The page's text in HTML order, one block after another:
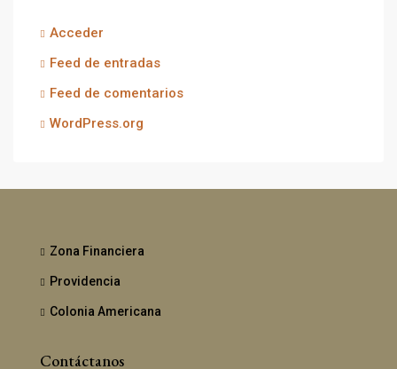
Acceder
Feed de entradas
Feed de comentarios
WordPress.org
Zona Financiera
Providencia
Colonia Americana
Contáctanos